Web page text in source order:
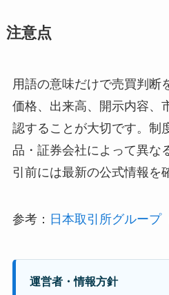
注意点
用語の意味だけで売買判断
価格、出来高、開示内容、
認することが大切です。制
品・証券会社によって異な
引前には最新の公式情報を
参考： 日本取引所グループ
運営者・情報方針